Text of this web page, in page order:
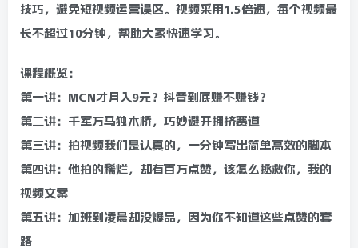
技巧，避免短视频运营误区。视频采用1.5倍速，每个视频最
长不超过10分钟，帮助大家快速学习。
课程概览：
第一讲：MCN才月入9元？抖音到底赚不赚钱？
第二讲：千军万马独木桥，巧妙避开拥挤赛道
第三讲：拍视频我们是认真的，一分钟写出简单高效的脚本
第四讲：他拍的稀烂，却有百万点赞，该怎么拯救你，我的
视频文案
第五讲：加班到凌晨却没爆品，因为你不知道这些点赞的套
路